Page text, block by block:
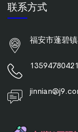
联系方式
福安市蓬碧
13594780421